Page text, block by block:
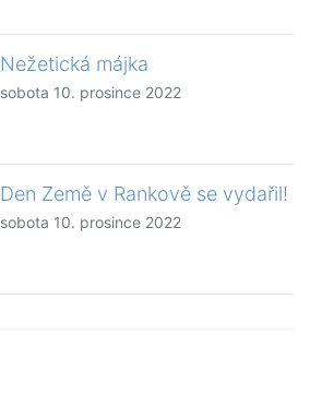
Nežetická májka
sobota 10. prosince 2022
Den Země v Rankově se vydařil!
sobota 10. prosince 2022